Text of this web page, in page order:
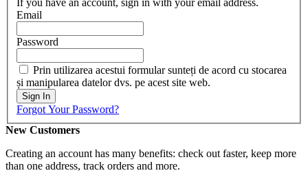
If you have an account, sign in with your email address.
Email
Password
Prin utilizarea acestui formular sunteți de acord cu stocarea
și manipularea datelor dvs. pe acest site web.
Sign In
Forgot Your Password?
New Customers
Creating an account has many benefits: check out faster, keep more
than one address, track orders and more.